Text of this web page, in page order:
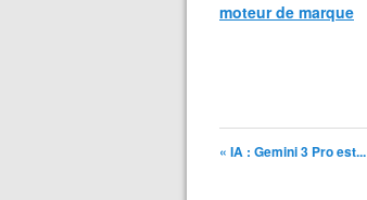
moteur de marque
« IA : Gemini 3 Pro est...